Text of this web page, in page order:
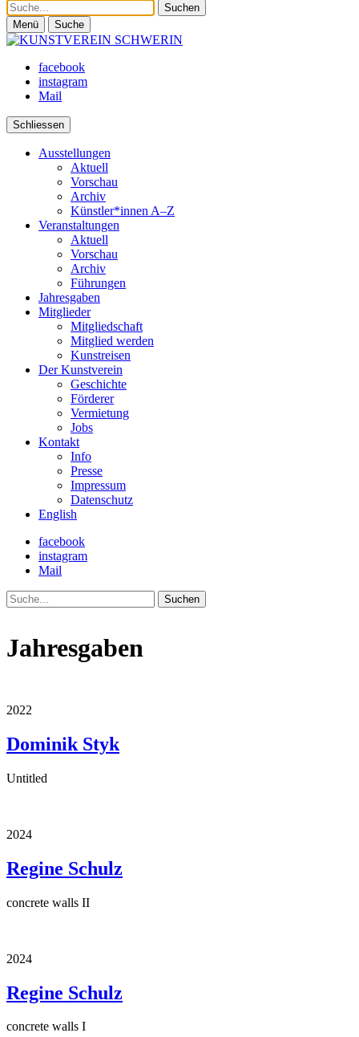
Suche
Menü Suche
facebook
instagram
Mail
Schliessen
Ausstellungen
Aktuell
Vorschau
Archiv
Künstler*innen A–Z
Veranstaltungen
Aktuell
Vorschau
Archiv
Führungen
Jahresgaben
Mitglieder
Mitgliedschaft
Mitglied werden
Kunstreisen
Der Kunstverein
Geschichte
Förderer
Vermietung
Jobs
Kontakt
Info
Presse
Impressum
Datenschutz
English
facebook
instagram
Mail
Suche
Jahresgaben
2022
Dominik Styk
Untitled
2024
Regine Schulz
concrete walls II
2024
Regine Schulz
concrete walls I